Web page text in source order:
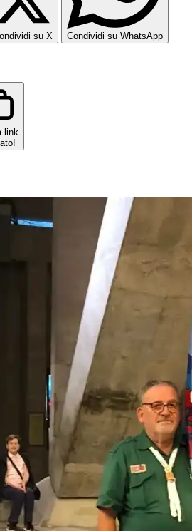
su X Condividi su WhatsApp
link